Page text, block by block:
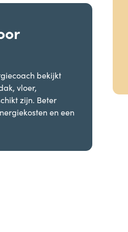
bekijkt
vloer,
zijn. Beter
en een